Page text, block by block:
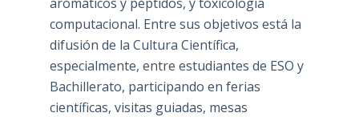
computacional. Entre sus objetivos está la
difusión de la Cultura Científica,
especialmente, entre estudiantes de ESO y
Bachillerato, participando en ferias
científicas, visitas guiadas, mesas